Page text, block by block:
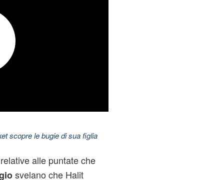
scopre le bugie di sua figlia
alle puntate che
svelano che Halit